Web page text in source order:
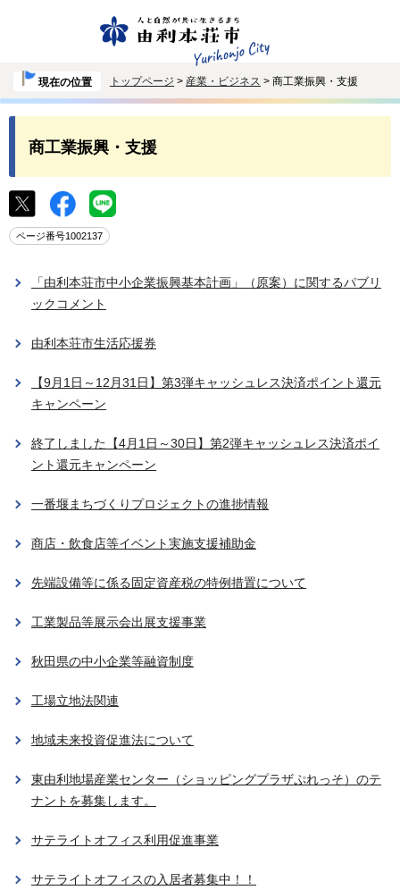
現在の位置 トップページ > 産業・ビジネス > 商工業振興・支援
商工業振興・支援
ページ番号1002137
「由利本荘市中小企業振興基本計画」（原案）に関するパブリ
ックコメント
由利本荘市生活応援券
【9月1日～12月31日】第3弾キャッシュレス決済ポイント還元
キャンペーン
終了しました【4月1日～30日】第2弾キャッシュレス決済ポイ
ント還元キャンペーン
一番堰まちづくりプロジェクトの進捗情報
商店・飲食店等イベント実施支援補助金
先端設備等に係る固定資産税の特例措置について
工業製品等展示会出展支援事業
秋田県の中小企業等融資制度
工場立地法関連
地域未来投資促進法について
東由利地場産業センター（ショッピングプラザぷれっそ）のテ
ナントを募集します。
サテライトオフィス利用促進事業
サテライトオフィスの入居者募集中！！